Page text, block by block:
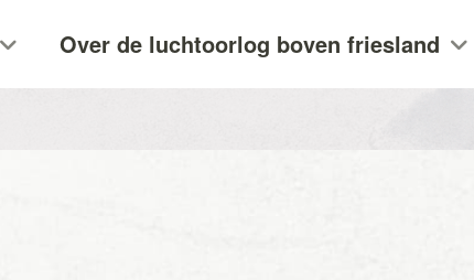
Over de luchtoorlog boven friesland